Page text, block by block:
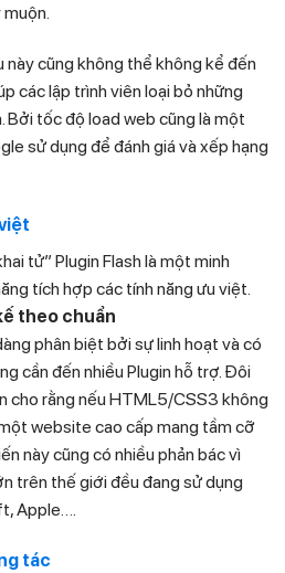
này cũng không thể không kể đến
các lập trình viên loại bỏ những
tốc độ load web cũng là một
sử dụng để đánh giá và xếp hạng
tử” Plugin Flash là một minh
tích hợp các tính năng ưu việt.
theo chuẩn
phân biệt bởi sự linh hoạt và có
cần đến nhiều Plugin hỗ trợ. Đôi
cho rằng nếu HTML5/CSS3 không
website cao cấp mang tầm cỡ
này cũng có nhiều phản bác vì
trên thế giới đều đang sử dụng
Apple….
tác